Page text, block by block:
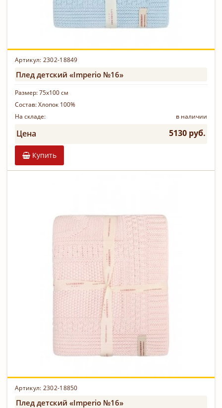
Артикул: 2302-18849
Плед детский «Imperio №16»
Размер:75х100 см
Состав:Хлопок 100%
На складе:
в наличии
Цена 5130 руб.
Купить
Артикул: 2302-18850
Плед детский «Imperio №16»